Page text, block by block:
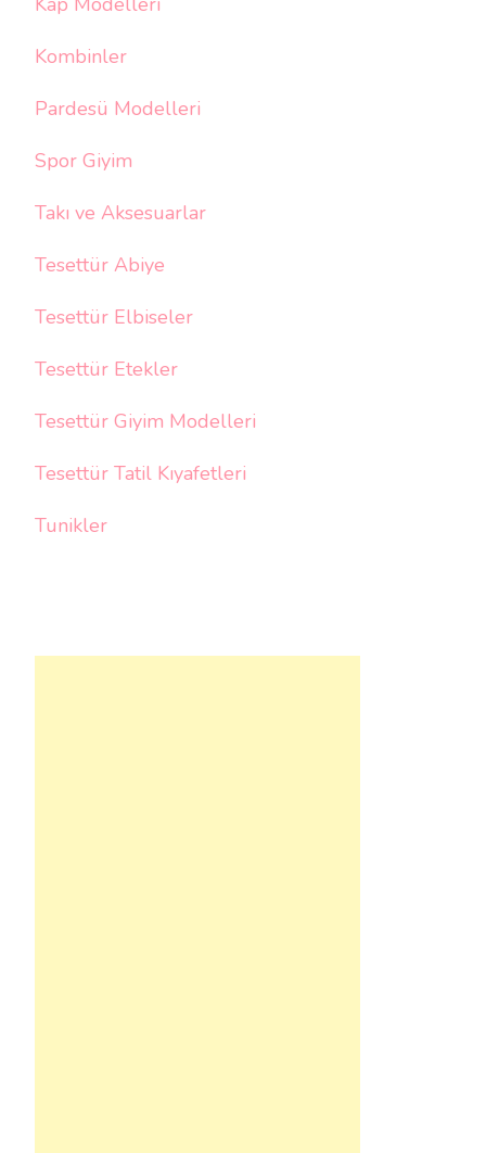
Kombinler
Pardesü Modelleri
Spor Giyim
Takı ve Aksesuarlar
Tesettür Abiye
Tesettür Elbiseler
Tesettür Etekler
Tesettür Giyim Modelleri
Tesettür Tatil Kıyafetleri
Tunikler